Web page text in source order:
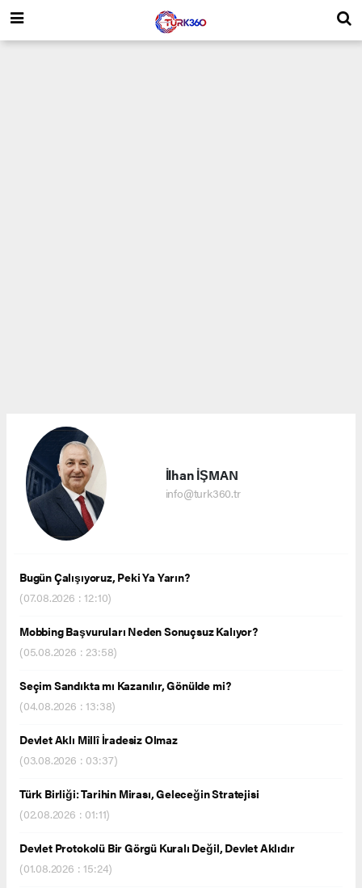
İlhan İŞMAN
info@turk360.tr
Bugün Çalışıyoruz, Peki Ya Yarın?
(07.08.2026 : 12:10)
Mobbing Başvuruları Neden Sonuçsuz Kalıyor?
(05.08.2026 : 23:58)
Seçim Sandıkta mı Kazanılır, Gönülde mi?
(04.08.2026 : 13:38)
Devlet Aklı Millî İradesiz Olmaz
(03.08.2026 : 03:37)
Türk Birliği: Tarihin Mirası, Geleceğin Stratejisi
(02.08.2026 : 01:11)
Devlet Protokolü Bir Görgü Kuralı Değil, Devlet Aklıdır
(01.08.2026 : 15:24)